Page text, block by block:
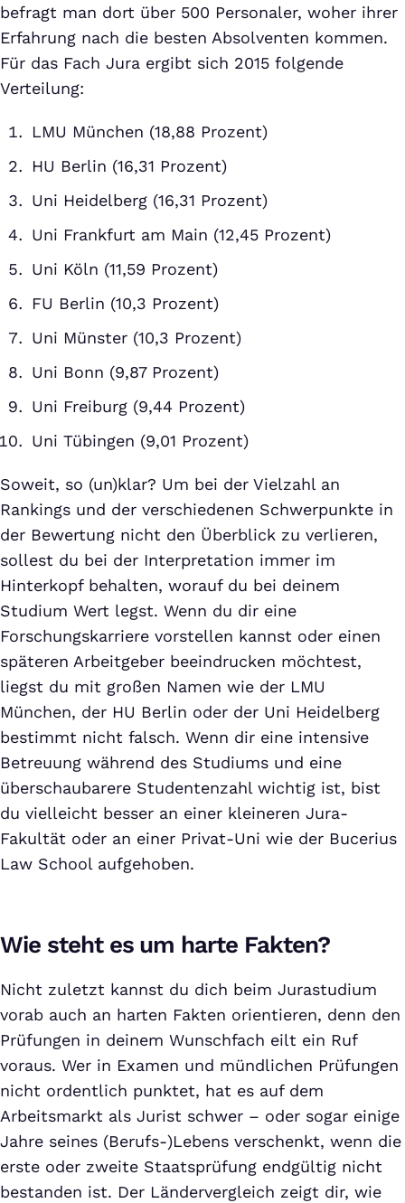
befragt man dort über 500 Personaler, woher ihrer
Erfahrung nach die besten Absolventen kommen.
Für das Fach Jura ergibt sich 2015 folgende
Verteilung:
LMU München (18,88 Prozent)
HU Berlin (16,31 Prozent)
Uni Heidelberg (16,31 Prozent)
Uni Frankfurt am Main (12,45 Prozent)
Uni Köln (11,59 Prozent)
FU Berlin (10,3 Prozent)
Uni Münster (10,3 Prozent)
Uni Bonn (9,87 Prozent)
Uni Freiburg (9,44 Prozent)
Uni Tübingen (9,01 Prozent)
Soweit, so (un)klar? Um bei der Vielzahl an
Rankings und der verschiedenen Schwerpunkte in
der Bewertung nicht den Überblick zu verlieren,
sollest du bei der Interpretation immer im
Hinterkopf behalten, worauf du bei deinem
Studium Wert legst. Wenn du dir eine
Forschungskarriere vorstellen kannst oder einen
späteren Arbeitgeber beeindrucken möchtest,
liegst du mit großen Namen wie der LMU
München, der HU Berlin oder der Uni Heidelberg
bestimmt nicht falsch. Wenn dir eine intensive
Betreuung während des Studiums und eine
überschaubarere Studentenzahl wichtig ist, bist
du vielleicht besser an einer kleineren Jura-
Fakultät oder an einer Privat-Uni wie der Bucerius
Law School aufgehoben.
Wie steht es um harte Fakten?
Nicht zuletzt kannst du dich beim Jurastudium
vorab auch an harten Fakten orientieren, denn den
Prüfungen in deinem Wunschfach eilt ein Ruf
voraus. Wer in Examen und mündlichen Prüfungen
nicht ordentlich punktet, hat es auf dem
Arbeitsmarkt als Jurist schwer – oder sogar einige
Jahre seines (Berufs-)Lebens verschenkt, wenn die
erste oder zweite Staatsprüfung endgültig nicht
bestanden ist. Der Ländervergleich zeigt dir, wie